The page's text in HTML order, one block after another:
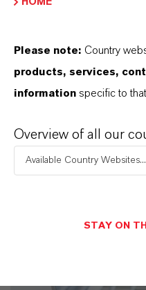
IM MITTELPUNKT
11 Gründe,
Partner für Ihr
Please note: Country
products, services,
information specific to
Overview of all our
Available Country Websites...
STAY ON